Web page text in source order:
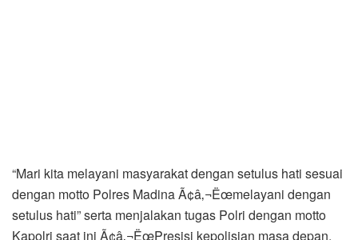
“Mari kita melayani masyarakat dengan setulus hati sesuai
dengan motto Polres Madina Ã¢â‚¬Ëœmelayani dengan
setulus hati” serta menjalakan tugas Polri dengan motto
Kapolri saat ini Ã¢â‚¬ËœPresisi kepolisian masa depan,